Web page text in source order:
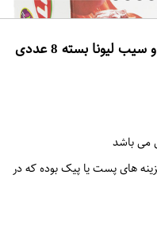
لیونا بسته 8 عددی
می باشد
های پست یا پیک بوده که در